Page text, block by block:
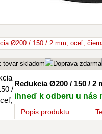
Redukcia Ø200 / 150 / 2
ihneď k odberu u nás
Popis produktu